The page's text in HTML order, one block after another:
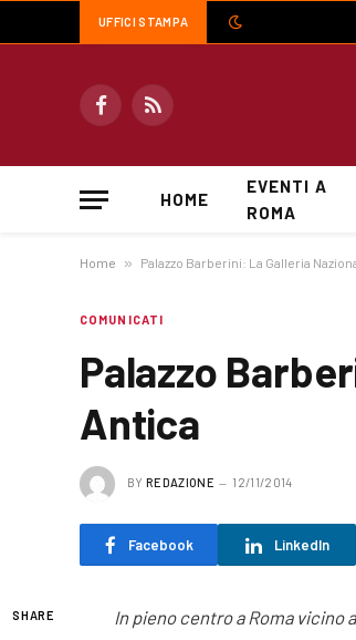
UFFICI STAMPA
FacebookRSS
HOME
EVENTI A
ROMA
Home » Palazzo Barberini: La Galleria
COMUNICATI
Palazzo
Antica
BY REDAZIONE 12/11/2014
Facebook LinkedIn
SHARE
In pieno centro a Roma vicino